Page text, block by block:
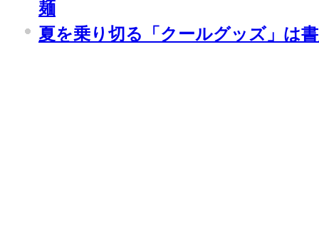
麺
夏を乗り切る「クールグッズ」は